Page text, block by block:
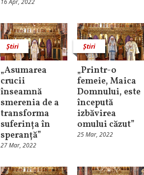
16 Apr, 2022
Știri
„Asumarea
crucii
înseamnă
smerenia de a
transforma
suferința în
speranță”
27 Mar, 2022
Știri
„Printr-o
femeie, Maica
Domnului, este
începută
izbăvirea
omului căzut”
25 Mar, 2022